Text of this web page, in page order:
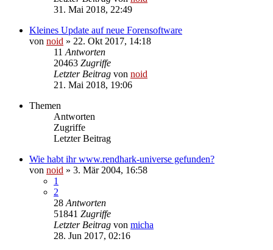
31. Mai 2018, 22:49
Kleines Update auf neue Forensoftware
von noid » 22. Okt 2017, 14:18
11 Antworten
20463 Zugriffe
Letzter Beitrag von noid
21. Mai 2018, 19:06
Themen
Antworten
Zugriffe
Letzter Beitrag
Wie habt ihr www.rendhark-universe gefunden?
von noid » 3. Mär 2004, 16:58
1
2
28 Antworten
51841 Zugriffe
Letzter Beitrag von micha
28. Jun 2017, 02:16